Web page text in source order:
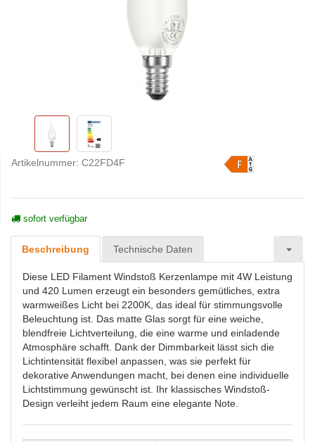
Artikelnummer: C22FD4F
sofort verfügbar
Beschreibung Technische Daten
Diese LED Filament Windstoß Kerzenlampe mit 4W Leistung
und 420 Lumen erzeugt ein besonders gemütliches, extra
warmweißes Licht bei 2200K, das ideal für stimmungsvolle
Beleuchtung ist. Das matte Glas sorgt für eine weiche,
blendfreie Lichtverteilung, die eine warme und einladende
Atmosphäre schafft. Dank der Dimmbarkeit lässt sich die
Lichtintensität flexibel anpassen, was sie perfekt für
dekorative Anwendungen macht, bei denen eine individuelle
Lichtstimmung gewünscht ist. Ihr klassisches Windstoß-
Design verleiht jedem Raum eine elegante Note.